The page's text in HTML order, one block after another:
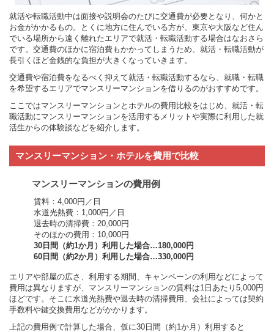
就活や転職活動中は面接や説明会のたびに交通費が必要となり、何かと
お金がかかるもの。とくに地方に住んでいる方が、東京や大阪など住ん
でいる場所から遠く離れたエリアで就活・転職活動する場合はなおさら
です。交通費のほかに宿泊費もかかってしまうため、就活・転職活動が
長引くほど金銭的な負担が大きくなっていきます。
交通費や宿泊費をなるべく抑えて就活・転職活動するなら、就職・転職
を希望するエリアでマンスリーマンションを借りるのがおすすめです。
ここではマンスリーマンションとホテルの費用比較をはじめ、就活・転
職活動にマンスリーマンションを活用するメリットや実際に利用した就
活生からの体験談などを紹介します。
マンスリーマンション・ホテルを費用で比較
マンスリーマンションの費用例
賃料：4,000円／日
水道光熱費：1,000円／日
退去時の清掃費：20,000円
そのほかの費用：10,000円
30日間（約1か月）利用した場合…180,000円
60日間（約2か月）利用した場合…330,000円
エリアや部屋の広さ、利用する期間、キャンペーンの利用などによって
費用は異なりますが、マンスリーマンションの賃料は1日あたり5,000円
ほどです。そこに水道光熱費や退去時の清掃費用、会社によっては契約
手数料や鍵交換費用などがかかります。
上記の費用例で計算した場合、仮に30日間（約1か月）利用すると